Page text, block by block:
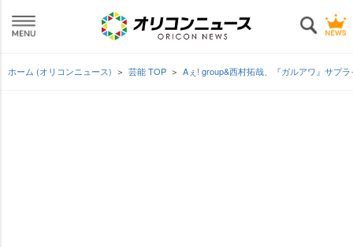
ホーム (オリコンニュース) 芸能 TOP Aぇ! group&西村拓哉、『ガルアワ』サプ